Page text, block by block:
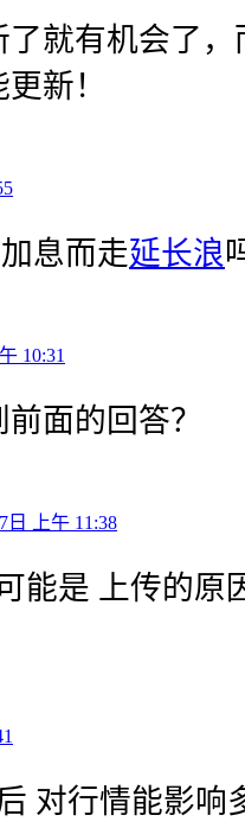
了就有机会了
新！
息而走延长浪
10:31
面的回答？
日 上午 11:38
能是 上传的原
对行情能影响